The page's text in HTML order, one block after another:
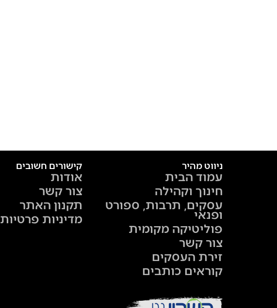
ניווט מהיר
עמוד הבית
חינוך וקהילה
עסקים, תרבות, ספורט
ופנאי
פוליטיקה מקומית
צור קשר
זירת העסקים
קוראים כותבים
קישורים חשובים
אודות
צור קשר
תקנון האתר
מדיניות פרטיות